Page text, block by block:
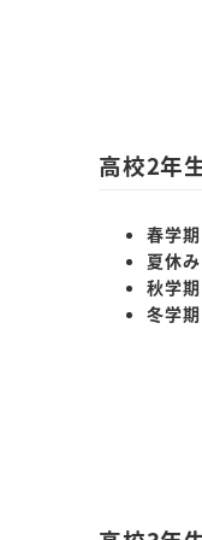
高校2年
春学
夏休
秋学
冬学